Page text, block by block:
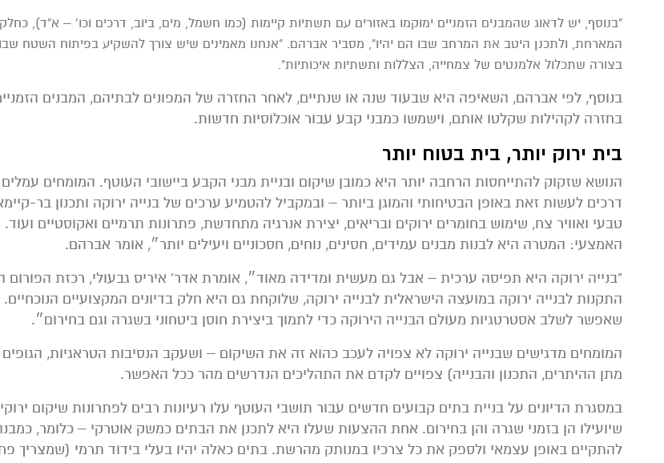
"בנוסף, יש לדאוג שהמבנים הזמניים ימוקמו באזורים עם תשתיות קיימות (כמו חשמל, מים, ביוב, דרכים וכו' – א"ד),
המארחת, ולתכנן היטב את המרחב שבו הם יהיו", מסביר אברהם. "אנחנו מאמינים שיש צורך להשקיע בפיתוח השטח שבו
בצורה שתכלול אלמנטים של צמחייה, הצללות ותשתיות איכותיות".
בנוסף, לפי אברהם, השאיפה היא שבעוד שנה או שנתיים, לאחר החזרה של המפונים לבתיהם, המבנים
בחזרה לקהילות שקלטו אותם, וישמשו כמבני קבע עבור אוכלוסיות חדשות.
בית ירוק יותר, בית בטוח יותר
הנושא שזקוק להתייחסות הרחבה יותר היא כמובן שיקום ובניית מבני הקבע ביישובי העוטף. המומחים
דרכים לעשות זאת באופן הבטיחותי והמוגן ביותר – ובמקביל להטמיע ערכים של בנייה ירוקה ותכנון בר-
טבעי ואוויר צח, שימוש בחומרים ירוקים ובריאים, יצירת אנרגיה מתחדשת, פתרונות תרמיים ואקוסטיים ועוד.
האמצעי: המטרה היא לבנות מבנים עמידים, חסינים, נוחים, חסכוניים ויעילים יותר״, אומר אברהם.
"בנייה ירוקה היא תפיסה ערכית – אבל גם מעשית ומדידה מאוד״, אומרת אדר' איריס גבעולי, רכזת
התקנות לבנייה ירוקה במועצה הישראלית לבנייה ירוקה, שלוקחת גם היא חלק בדיונים המקצועיים הנוכחיים.
שאפשר לשלב אסטרטגיות מעולם הבנייה הירוקה כדי לתמוך ביצירת חוסן ביטחוני בשגרה וגם בחירום״.
המומחים מדגישים שבנייה ירוקה לא צפויה לעכב כהוא זה את השיקום – ושעקב הנסיבות הטראגיות, הגופים
מתן ההיתרים, התכנון והבנייה) צפויים לקדם את התהליכים הנדרשים מהר ככל האפשר.
במסגרת הדיונים על בניית בתים קבועים חדשים עבור תושבי העוטף עלו רעיונות רבים לפתרונות שיקום
שיועילו הן בזמני שגרה והן בחירום. אחת ההצעות שעלו היא לתכנן את הבתים כמשק אוטרקי – כלומר,
להתקיים באופן עצמאי ולספק את כל צרכיו במנותק מהרשת. בתים כאלה יהיו בעלי בידוד תרמי (שמצריך